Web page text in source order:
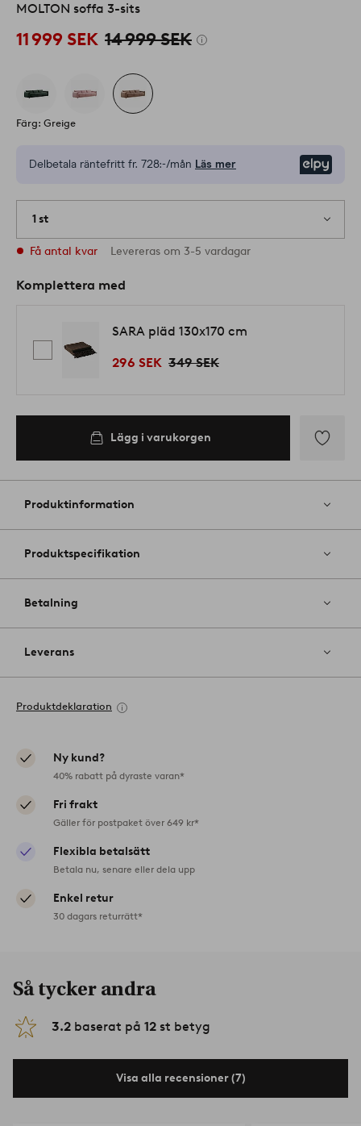
MOLTON soffa 3-sits
11 999 SEK 14 999 SEK
Färg: Greige
Delbetala räntefritt fr. 728:-/mån Läs mer
1 st
Få antal kvar Levereras om 3-5 vardagar
Komplettera med
SARA pläd 130x170 cm
296 SEK 349 SEK
Lägg i varukorgen
till
favoriter
Produktinformation
Produktspecifikation
Betalning
Leverans
Produktdeklaration
Ny kund?
40% rabatt på dyraste varan*
Fri frakt
Gäller för postpaket över 649 kr*
Flexibla betalsätt
Betala nu, senare eller dela upp
Enkel retur
30 dagars returrätt*
Så tycker andra
3.2 baserat på 12 st betyg
Visa alla recensioner (7)